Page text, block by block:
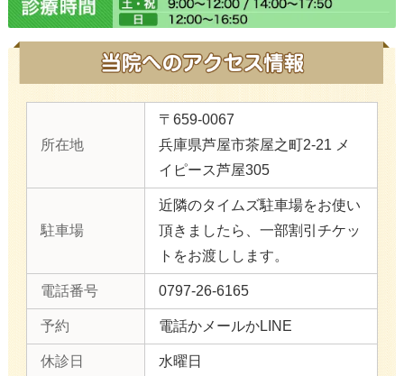
所在地
〒659-0067
兵庫県芦屋市茶屋之町2-21 メ
イピース芦屋305
駐車場
近隣のタイムズ駐車場をお使い
頂きましたら、一部割引チケッ
トをお渡しします。
電話番号 0797-26-6165
予約 電話かメールかLINE
休診日 水曜日